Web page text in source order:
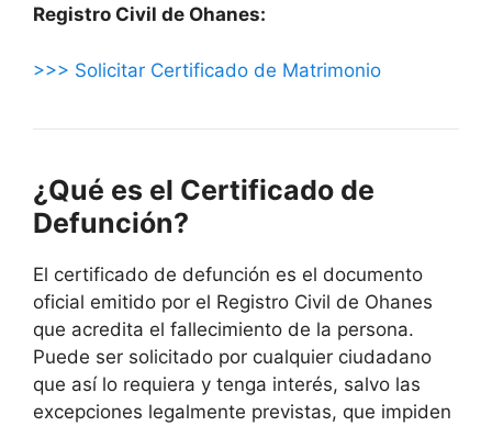
Registro Civil de Ohanes:
>>> Solicitar Certificado de Matrimonio
¿Qué es el Certificado de
Defunción?
El certificado de defunción es el documento
oficial emitido por el Registro Civil de Ohanes
que acredita el fallecimiento de la persona.
Puede ser solicitado por cualquier ciudadano
que así lo requiera y tenga interés, salvo las
excepciones legalmente previstas, que impiden